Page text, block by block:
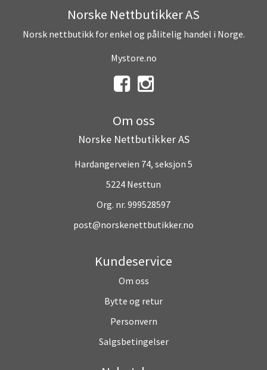
Norske Nettbutikker AS
Norsk nettbutikk for enkel og pålitelig handel i Norge.
Mystore.no
Om oss
Norske Nettbutikker AS
Hardangerveien 74, seksjon 5
5224 Nesttun
Org. nr. 999528597
post@norskenettbutikker.no
Kundeservice
Om oss
Bytte og retur
Personvern
Salgsbetingelser